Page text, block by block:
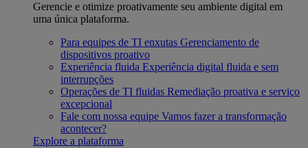
Gerencie e otimize proativamente seu ambiente digital em
uma única plataforma.
Para equipes de TI enxutas Gerenciamento de
dispositivos proativo
Experiência fluida Experiência digital fluida e sem
interrupções
Operações de TI fluidas Remediação proativa e serviço
excepcional
Fale com nossa equipe Vamos fazer a transformação
acontecer?
Explore a plataforma